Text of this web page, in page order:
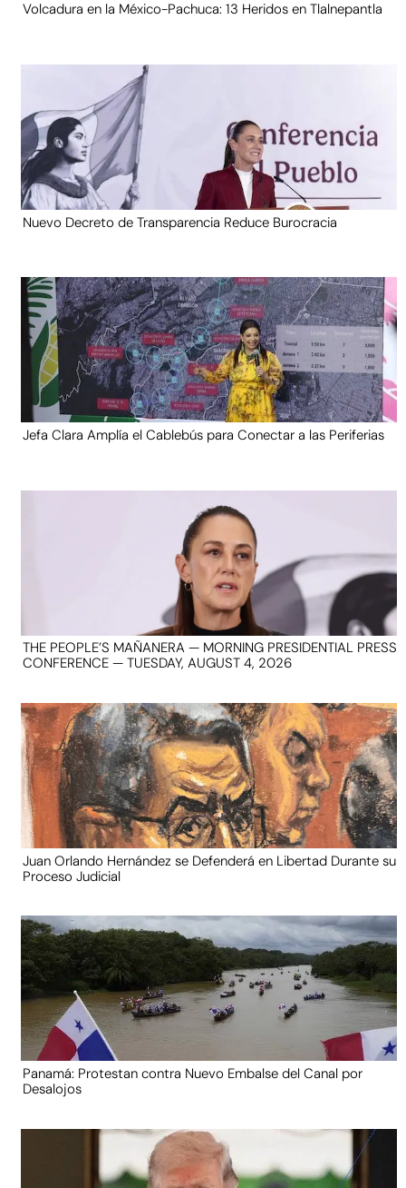
Volcadura en la México-Pachuca: 13 Heridos en Tlalnepantla
Nuevo Decreto de Transparencia Reduce Burocracia
Jefa Clara Amplía el Cablebús para Conectar a las Periferias
THE PEOPLE’S MAÑANERA — MORNING PRESIDENTIAL PRESS
CONFERENCE — TUESDAY, AUGUST 4, 2026
Juan Orlando Hernández se Defenderá en Libertad Durante su
Proceso Judicial
Panamá: Protestan contra Nuevo Embalse del Canal por
Desalojos